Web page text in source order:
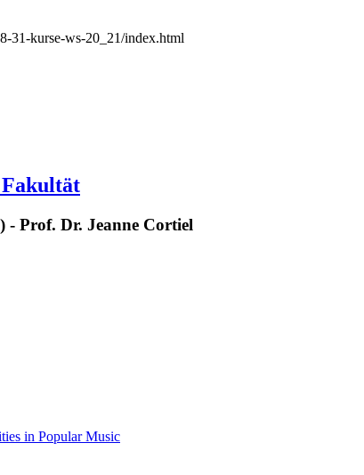
31-kurse-ws-20_21/index.html
Prof. Dr. Jeanne Cortiel
in Popular Music